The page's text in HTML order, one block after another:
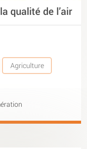
qualité de l’air
Agriculture